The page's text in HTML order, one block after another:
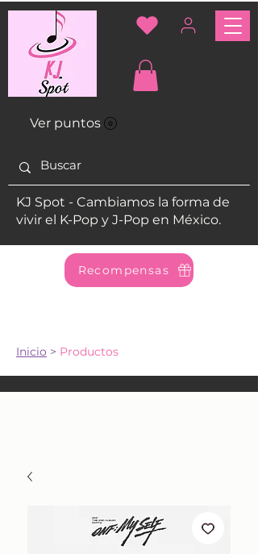
Ver puntos
KJ Spot - Cambiamos la forma de
vivir el K-Pop y J-Pop en México.
Recompensas
Inicio > Productos